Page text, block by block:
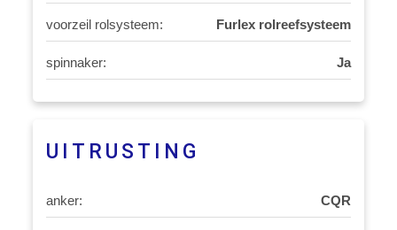
voorzeil rolsysteem: Furlex rolreefsysteem
spinnaker: Ja
UITRUSTING
anker: CQR